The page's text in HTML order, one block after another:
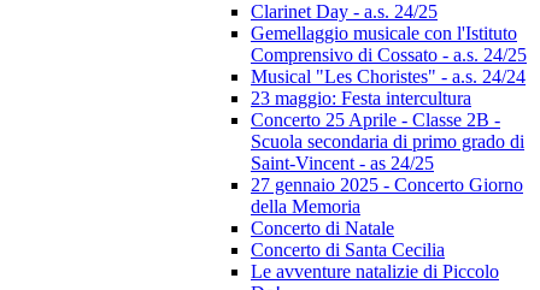
Clarinet Day - a.s. 24/25
Gemellaggio musicale con l'Istituto
Comprensivo di Cossato - a.s. 24/25
Musical "Les Choristes" - a.s. 24/24
23 maggio: Festa intercultura
Concerto 25 Aprile - Classe 2B -
Scuola secondaria di primo grado di
Saint-Vincent - as 24/25
27 gennaio 2025 - Concerto Giorno
della Memoria
Concerto di Natale
Concerto di Santa Cecilia
Le avventure natalizie di Piccolo